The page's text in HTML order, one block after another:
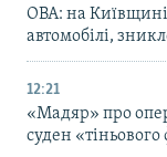
ОВА: на
автомобілі,
12:21
«Мадяр» про
суден «тіньового